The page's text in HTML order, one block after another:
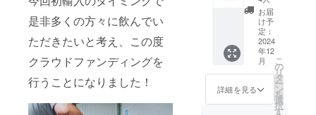
是非多くの方々に飲んでい
ただきたいと考え、この度
クラウドファンディングを
行うことになりました！
や注意
書きを
ご確認
くださ
い。」
※備考に
名の記
載をお
等の食
品表示
はお届
け商品
のラベ
ルに表
ます。
商品開
モルト
の甘み
のバラ
ンスを
しっか
り味
わって
いただ
ラー。
フルー
ティで
ハーブ
や焼き
たての
パンの
ような
セット
TORO
PILSEN
FINO
330ml
定価
730円
（税
お届
け予
定：
2024
年12
月
詳細を見る
こ
の
リ
タ
ー
ン
を
選
択
す